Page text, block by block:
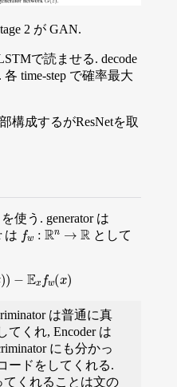
2 が GAN.
で読ませる. decode
time-step で確率最大
構成するがResNetを取
使う. generator は
は fw: Rn→R
として
)) Ex w (x)
は普通に真
てくれ, Encoder は
にも分かっ
ードをしてくれる.
てくれることは文の